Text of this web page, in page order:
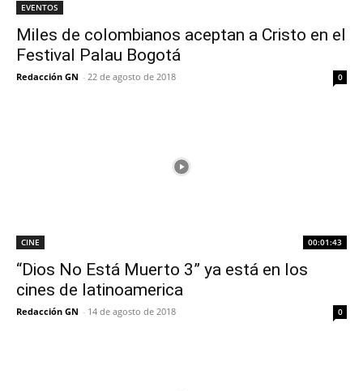
EVENTOS
Miles de colombianos aceptan a Cristo en el
Festival Palau Bogotá
Redacción GN - 22 de agosto de 2018 0
CINE 00:01:43
“Dios No Está Muerto 3” ya está en los
cines de latinoamerica
Redacción GN - 14 de agosto de 2018 0